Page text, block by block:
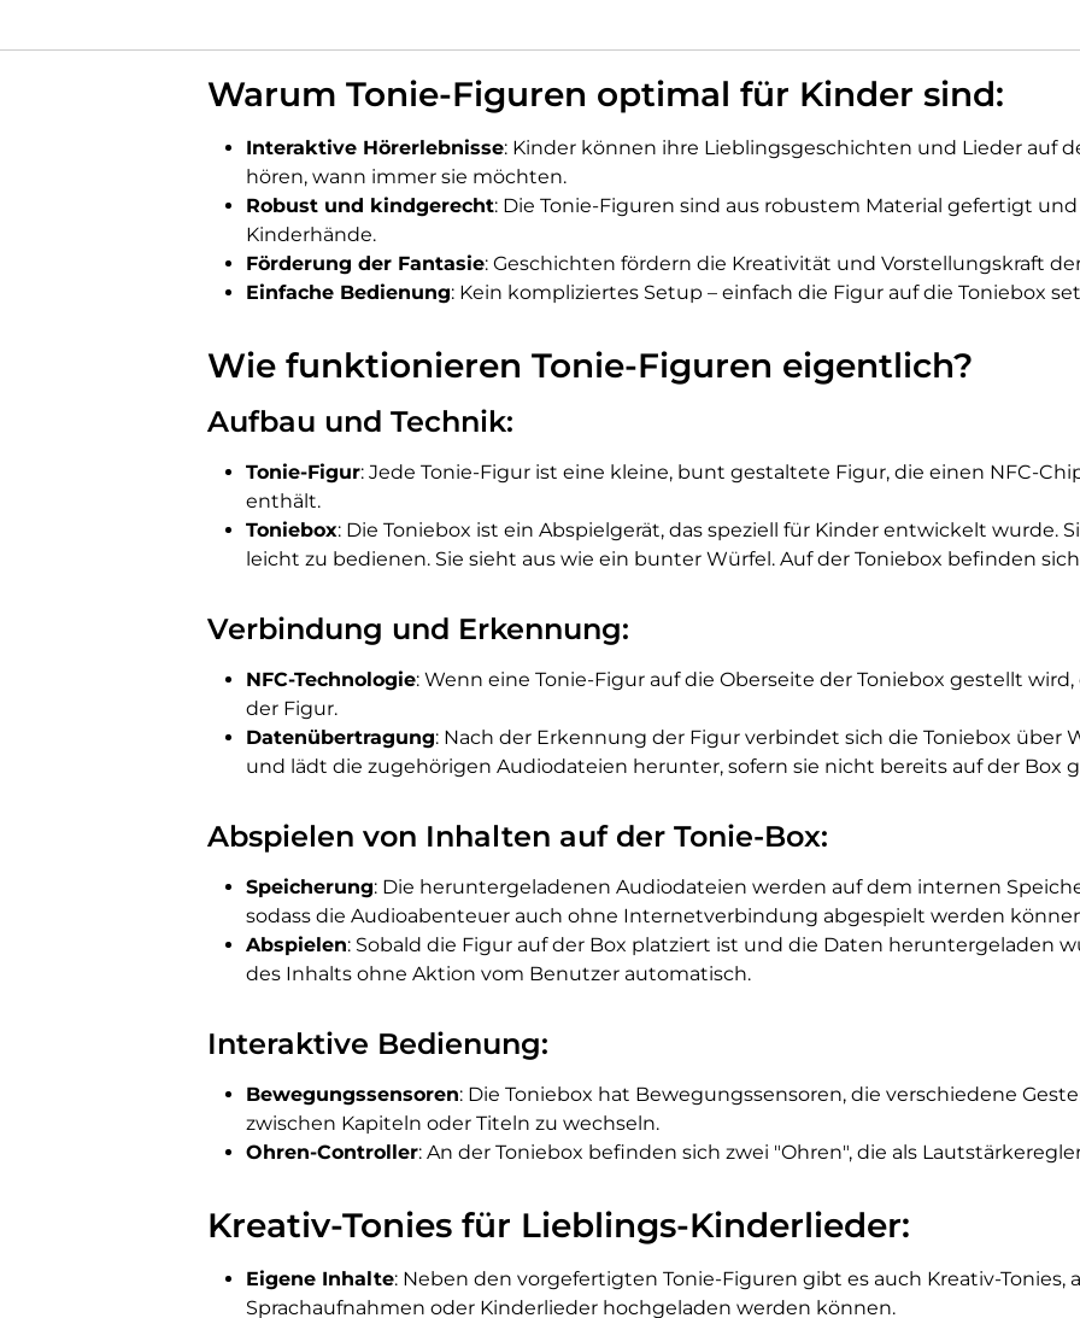
Warum Tonie-Figuren optimal für Kinder sind:
Interaktive Hörerlebnisse: Kinder können ihre Lieblingsgeschichten und Lieder auf
hören, wann immer sie möchten.
Robust und kindgerecht: Die Tonie-Figuren sind aus robustem Material gefertigt
Kinderhände.
Förderung der Fantasie: Geschichten fördern die Kreativität und Vorstellungskraft
Einfache Bedienung: Kein kompliziertes Setup – einfach die Figur auf die Toniebox
Wie funktionieren Tonie-Figuren eigentlich?
Aufbau und Technik:
Tonie-Figur: Jede Tonie-Figur ist eine kleine, bunt gestaltete Figur, die einen NFC-
enthält.
Toniebox: Die Toniebox ist ein Abspielgerät, das speziell für Kinder entwickelt wurde.
leicht zu bedienen. Sie sieht aus wie ein bunter Würfel. Auf der Toniebox befinden
Verbindung und Erkennung:
NFC-Technologie: Wenn eine Tonie-Figur auf die Oberseite der Toniebox gestellt
der Figur.
Datenübertragung: Nach der Erkennung der Figur verbindet sich die Toniebox über
und lädt die zugehörigen Audiodateien herunter, sofern sie nicht bereits auf der Box
Abspielen von Inhalten auf der Tonie-Box:
Speicherung: Die heruntergeladenen Audiodateien werden auf dem internen
sodass die Audioabenteuer auch ohne Internetverbindung abgespielt werden
Abspielen: Sobald die Figur auf der Box platziert ist und die Daten heruntergeladen
des Inhalts ohne Aktion vom Benutzer automatisch.
Interaktive Bedienung:
Bewegungssensoren: Die Toniebox hat Bewegungssensoren, die verschiedene
zwischen Kapiteln oder Titeln zu wechseln.
Ohren-Controller: An der Toniebox befinden sich zwei "Ohren", die als
Kreativ-Tonies für Lieblings-Kinderlieder:
Eigene Inhalte: Neben den vorgefertigten Tonie-Figuren gibt es auch Kreativ-Tonies,
Sprachaufnahmen oder Kinderlieder hochgeladen werden können.